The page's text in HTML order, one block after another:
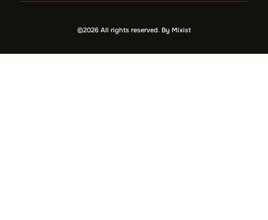
©2026 All rights reserved. By Mixist